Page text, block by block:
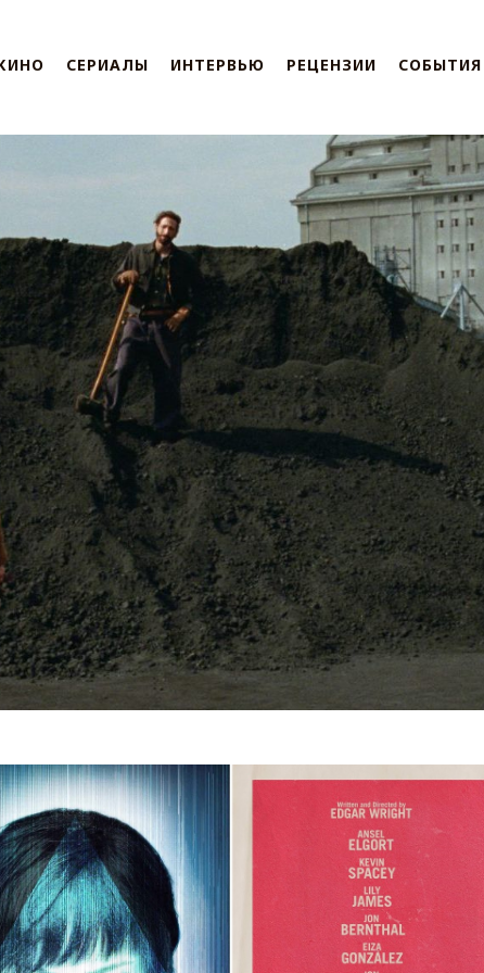
СЕРИАЛЫ ИНТЕРВЬЮ РЕЦЕНЗИИ СОБЫТИЯ